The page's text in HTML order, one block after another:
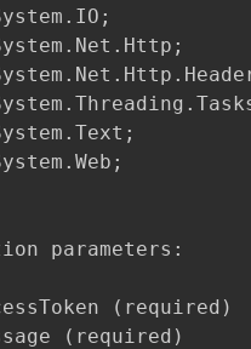
parameters:
(required)
(required)